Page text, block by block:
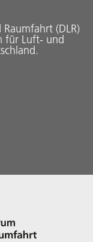
(DLR)
für Luft- und